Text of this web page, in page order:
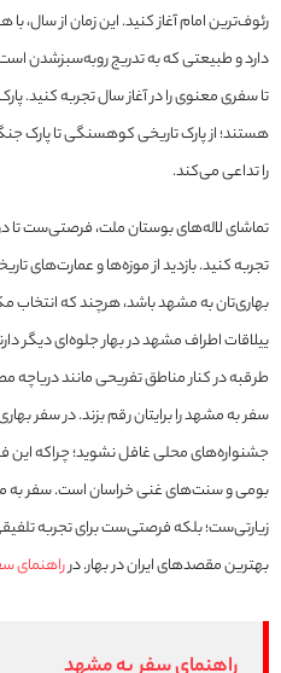
رئوف‌ترین امام آغاز کنید. این زمان از سال،
دارد و طبیعتی که به تدریج روبه‌سبزشدن
تا سفری معنوی را در آغاز سال تجربه کنید.
هستند؛ از پارک تاریخی کوهسنگی تا پارک
را تداعی می‌کند.
تماشای لاله‌های بوستان ملت، فرصتی‌ست
تجربه کنید. بازدید از موزه‌ها و عمارت‌های
بهاری‌تان به مشهد باشد، هرچند که انتخاب
ییلاقات اطراف مشهد در بهار جلوه‌ای دیگر
طرقبه در کنار مناطق تفریحی مانند
سفر به مشهد را برایتان رقم بزند. در سفر
جشنواره‌های محلی غافل نشوید؛ چراکه این
بومی و سنت‌های غنی خراسان است. سفر به
زیارتی‌ست؛ بلکه فرصتی‌ست برای تجربه
بهترین مقصدهای ایران در بهار. درراهنمای